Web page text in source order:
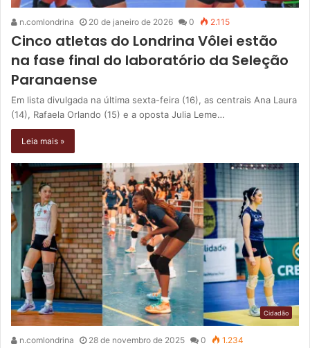
n.comlondrina 20 de janeiro de 2026 0 2.115
Cinco atletas do Londrina Vôlei estão
na fase final do laboratório da Seleção
Paranaense
Em lista divulgada na última sexta-feira (16), as centrais Ana Laura
(14), Rafaela Orlando (15) e a oposta Julia Leme…
Leia mais »
Cidadão
n.comlondrina 28 de novembro de 2025 0 1.234